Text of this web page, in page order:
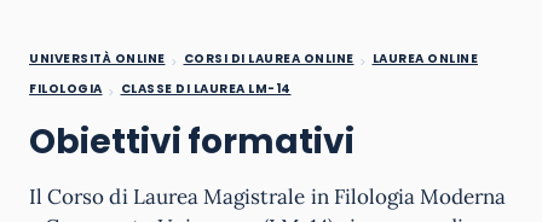
UNIVERSITÀ ONLINE CORSI DI LAUREA ONLINE
LAUREA ONLINE
FILOLOGIA
CLASSE DI LAUREA LM-14
Obiettivi formativi
Il Corso di Laurea Magistrale in Filologia Moderna